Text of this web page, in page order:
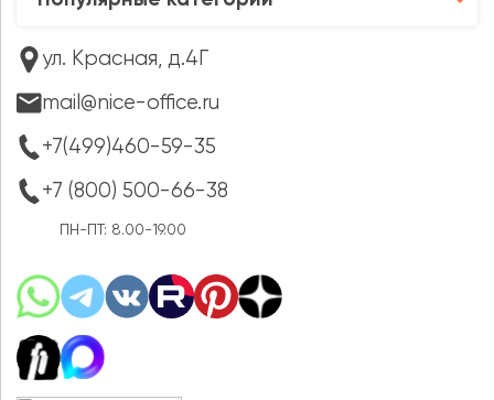
ул. Красная, д.4Г
mail@nice-office.ru
+7(499)460-59-35
+7 (800) 500-66-38
ПН-ПТ: 8.00-19.00